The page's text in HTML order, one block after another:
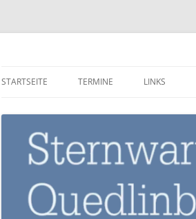
Zum
STARTSEITE TERMINE LINKS